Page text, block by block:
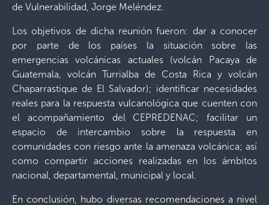
de Vulnerabilidad, Jorge Meléndez.
Los objetivos de dicha reunión fueron: dar a conocer
por parte de los países la situación sobre las
emergencias volcánicas actuales (volcán Pacaya de
Guatemala, volcán Turrialba de Costa Rica y volcán
Chaparrastique de El Salvador); identificar necesidades
reales para la respuesta vulcanológica que cuenten con
el acompañamiento del CEPREDENAC; facilitar un
espacio de intercambio sobre la respuesta en
comunidades con riesgo ante la amenaza volcánica; así
como compartir acciones realizadas en los ámbitos
nacional, departamental, municipal y local.
En conclusión, hubo diversas recomendaciones a nivel